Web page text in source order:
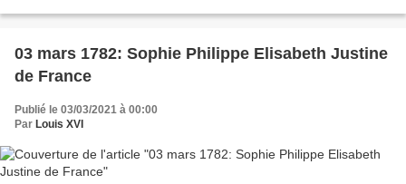
03 mars 1782: Sophie Philippe Elisabeth Justine
de France
Publié le 03/03/2021 à 00:00
Par Louis XVI